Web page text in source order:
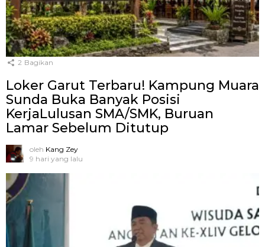
2 Bagikan
Loker Garut Terbaru! Kampung Muara
Sunda Buka Banyak Posisi
KerjaLulusan SMA/SMK, Buruan
Lamar Sebelum Ditutup
oleh Kang Zey
9 hari yang lalu